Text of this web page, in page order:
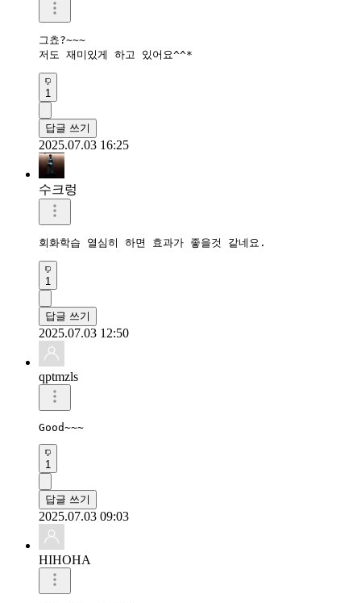
그쵸?~~~
저도 재미있게 하고 있어요^^*
1
답글 쓰기
2025.07.03 16:25
수크렁
회화학습 열심히 하면 효과가 좋을것 같네요.
1
답글 쓰기
2025.07.03 12:50
qptmzls
Good~~~
1
답글 쓰기
2025.07.03 09:03
HIHOHA